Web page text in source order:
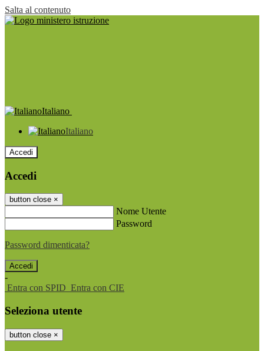
Salta al contenuto
Italiano
Italiano
Accedi
Accedi
button close ×
Nome Utente
Password
Password dimenticata?
-
Entra con SPID Entra con CIE
Seleziona utente
button close ×